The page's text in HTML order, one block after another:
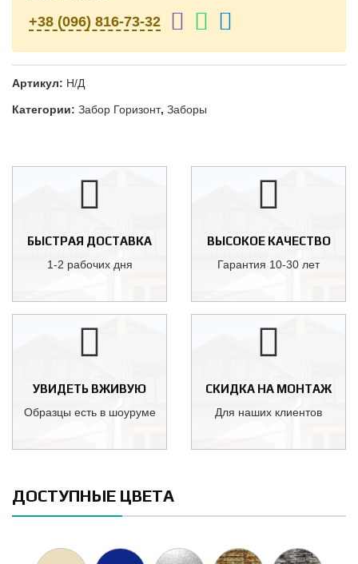
+38 (096) 816-73-32
Артикул: Н/Д
Категории: Забор Горизонт, Заборы
БЫСТРАЯ ДОСТАВКА
1-2 рабочих дня
ВЫСОКОЕ КАЧЕСТВО
Гарантия 10-30 лет
УВИДЕТЬ ВЖИВУЮ
Образцы есть в шоуруме
СКИДКА НА МОНТАЖ
Для наших клиентов
ДОСТУПНЫЕ ЦВЕТА